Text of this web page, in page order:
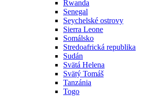
Rwanda
Senegal
Seychelské ostrovy
Sierra Leone
Somálsko
Stredoafrická republika
Sudán
Svätá Helena
Svätý Tomáš
Tanzánia
Togo